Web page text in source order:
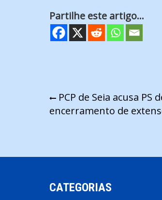
Partilhe este artigo...
Navegação
de
PCP de Seia acusa
encerramento de
CATEGORIAS